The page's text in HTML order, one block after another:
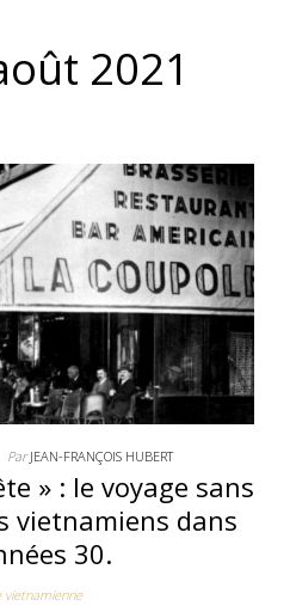
2021
ParJEAN-FRANÇOIS HUBERT
» : le voyage sans
vietnamiens dans
30.
vietnamienne